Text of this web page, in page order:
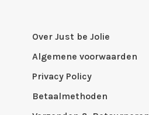
Over Just be Jolie
Algemene voorwaarden
Privacy Policy
Betaalmethoden